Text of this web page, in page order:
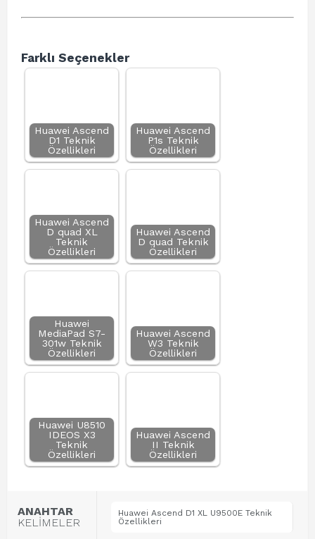
Farklı Seçenekler
Huawei Ascend
D1 Teknik
Özellikleri
Huawei Ascend
P1s Teknik
Özellikleri
Huawei Ascend
D quad XL
Teknik
Özellikleri
Huawei Ascend
D quad Teknik
Özellikleri
Huawei
MediaPad S7-
301w Teknik
Özellikleri
Huawei Ascend
W3 Teknik
Özellikleri
Huawei U8510
IDEOS X3
Teknik
Özellikleri
Huawei Ascend
II Teknik
Özellikleri
ANAHTAR
KELİMELER
Huawei Ascend D1 XL U9500E Teknik
Özellikleri